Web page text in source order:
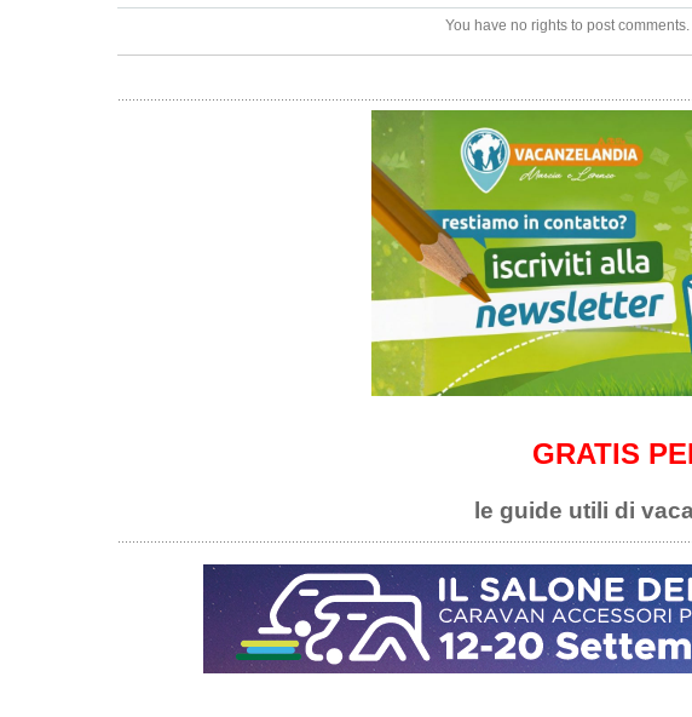
You have no rights to post
GRATIS
le guide utili di